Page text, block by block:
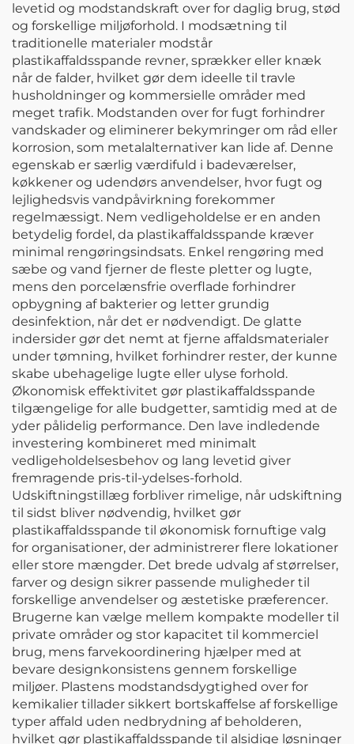
levetid og modstandskraft over for daglig brug, stød
og forskellige miljøforhold. I modsætning til
traditionelle materialer modstår
plastikaffaldsspande revner, sprækker eller knæk
når de falder, hvilket gør dem ideelle til travle
husholdninger og kommersielle områder med
meget trafik. Modstanden over for fugt forhindrer
vandskader og eliminerer bekymringer om råd eller
korrosion, som metalalternativer kan lide af. Denne
egenskab er særlig værdifuld i badeværelser,
køkkener og udendørs anvendelser, hvor fugt og
lejlighedsvis vandpåvirkning forekommer
regelmæssigt. Nem vedligeholdelse er en anden
betydelig fordel, da plastikaffaldsspande kræver
minimal rengøringsindsats. Enkel rengøring med
sæbe og vand fjerner de fleste pletter og lugte,
mens den porcelænsfrie overflade forhindrer
opbygning af bakterier og letter grundig
desinfektion, når det er nødvendigt. De glatte
indersider gør det nemt at fjerne affaldsmaterialer
under tømning, hvilket forhindrer rester, der kunne
skabe ubehagelige lugte eller ulyse forhold.
Økonomisk effektivitet gør plastikaffaldsspande
tilgængelige for alle budgetter, samtidig med at de
yder pålidelig performance. Den lave indledende
investering kombineret med minimalt
vedligeholdelsesbehov og lang levetid giver
fremragende pris-til-ydelses-forhold.
Udskiftningstillæg forbliver rimelige, når udskiftning
til sidst bliver nødvendig, hvilket gør
plastikaffaldsspande til økonomisk fornuftige valg
for organisationer, der administrerer flere lokationer
eller store mængder. Det brede udvalg af størrelser,
farver og design sikrer passende muligheder til
forskellige anvendelser og æstetiske præferencer.
Brugerne kan vælge mellem kompakte modeller til
private områder og stor kapacitet til kommerciel
brug, mens farvekoordinering hjælper med at
bevare designkonsistens gennem forskellige
miljøer. Plastens modstandsdygtighed over for
kemikalier tillader sikkert bortskaffelse af forskellige
typer affald uden nedbrydning af beholderen,
hvilket gør plastikaffaldsspande til alsidige løsninger